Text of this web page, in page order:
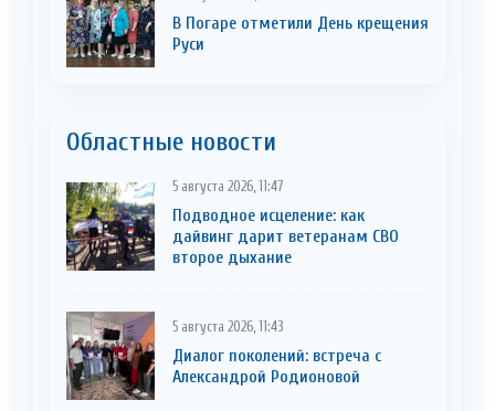
В Погаре отметили День крещения
Руси
Областные новости
5 августа 2026, 11:47
Подводное исцеление: как
дайвинг дарит ветеранам СВО
второе дыхание
5 августа 2026, 11:43
Диалог поколений: встреча с
Александрой Родионовой